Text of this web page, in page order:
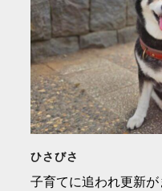
ひさびさ
子育てに追われ更新